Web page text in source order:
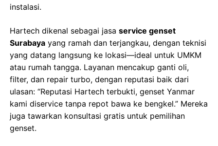
instalasi.
Hartech dikenal sebagai jasa service genset
Surabaya yang ramah dan terjangkau, dengan teknisi
yang datang langsung ke lokasi—ideal untuk UMKM
atau rumah tangga. Layanan mencakup ganti oli,
filter, dan repair turbo, dengan reputasi baik dari
ulasan: “Reputasi Hartech terbukti, genset Yanmar
kami diservice tanpa repot bawa ke bengkel.” Mereka
juga tawarkan konsultasi gratis untuk pemilihan
genset.